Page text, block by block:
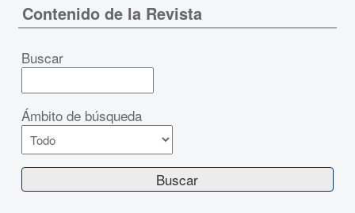
Contenido de la Revista
Buscar
Ámbito de búsqueda